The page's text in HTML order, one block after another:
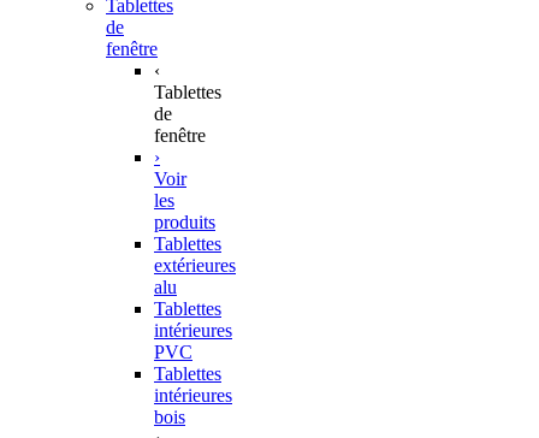
Tablettes
de
fenêtre
‹
Tablettes
de
fenêtre
›
Voir
les
produits
Tablettes
extérieures
alu
Tablettes
intérieures
PVC
Tablettes
intérieures
bois